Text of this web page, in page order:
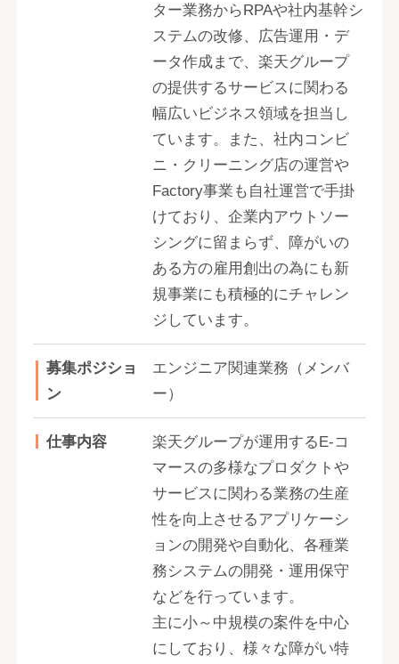
ター業務からRPAや社内基幹シ
ステムの改修、広告運用・デ
ータ作成まで、楽天グループ
の提供するサービスに関わる
幅広いビジネス領域を担当し
ています。また、社内コンビ
ニ・クリーニング店の運営や
Factory事業も自社運営で手掛
けており、企業内アウトソー
シングに留まらず、障がいの
ある方の雇用創出の為にも新
規事業にも積極的にチャレン
ジしています。
募集ポジショ
ン
エンジニア関連業務（メンバ
ー）
仕事内容
楽天グループが運用するE-コ
マースの多様なプロダクトや
サービスに関わる業務の生産
性を向上させるアプリケーシ
ョンの開発や自動化、各種業
務システムの開発・運用保守
などを行っています。
主に小～中規模の案件を中心
にしており、様々な障がい特